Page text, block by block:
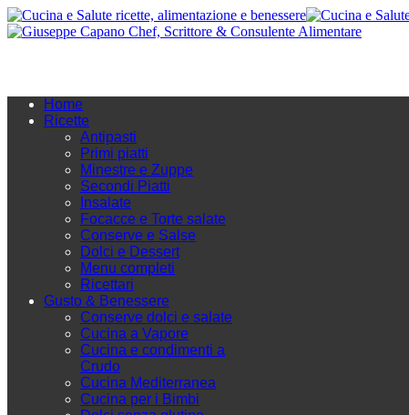
Home
Ricette
Antipasti
Primi piatti
Minestre e Zuppe
Secondi Piatti
Insalate
Focacce e Torte salate
Conserve e Salse
Dolci e Dessert
Menu completi
Ricettari
Gusto & Benessere
Conserve dolci e salate
Cucina a Vapore
Cucina e condimenti a
Crudo
Cucina Mediterranea
Cucina per i Bimbi